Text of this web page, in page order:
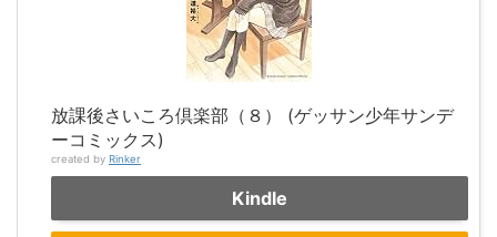
放課後さいころ倶楽部（８） (ゲッサン少年サンデ
ーコミックス)
created by Rinker
Kindle